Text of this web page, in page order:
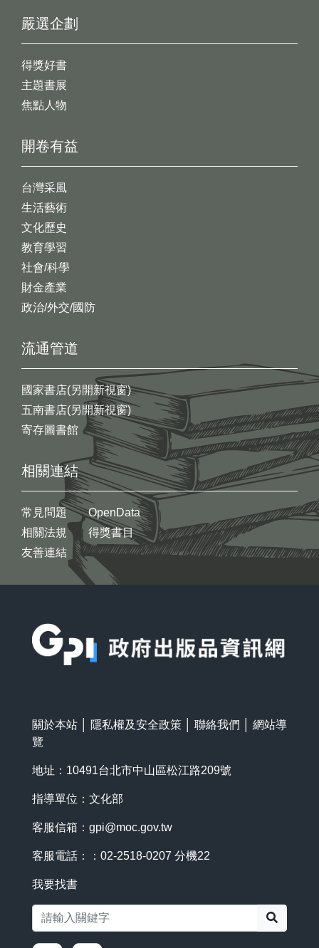
開卷有益
台灣采風
生活藝術
文化歷史
教育學習
社會/科學
財金產業
政治/外交/國防
嚴選企劃
得獎好書
主題書展
焦點人物
流通管道
國家書店(另開新視窗)
五南書店(另開新視窗)
寄存圖書館
相關連結
常見問題
相關法規
友善連結
OpenData
得獎書目
關於本站 隱私權及安全政策 聯絡我們
網站導
覽
地址：10491台北市中山區松江路209號
指導單位：文化部
客服信箱： gpi@moc.gov.tw
客服電話：：02-2518-0207 分機22
我要找書